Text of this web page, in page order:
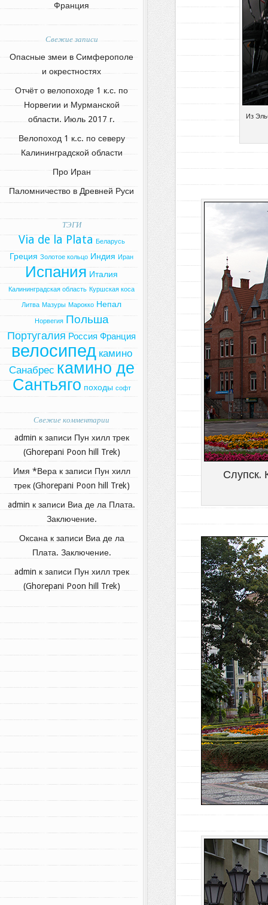
Франция
Свежие записи
Опасные змеи в Симферополе
и окрестностях
Отчёт о велопоходе 1 к.с. по
Норвегии и Мурманской
области. Июль 2017 г.
Велопоход 1 к.с. по северу
Калининградской области
Про Иран
Паломничество в Древней Руси
ТЭГИ
Via de la Plata Беларусь
Греция Золотое кольцо Индия Иран
Испания Италия
Калининградская область Куршская коса
Литва Мазуры Марокко Непал
Норвегия Польша
Португалия Россия Франция
велосипед камино
Санабрес камино де
Сантьяго походы софт
Свежие комментарии
admin к записи Пун хилл трек
(Ghorepani Poon hill Trek)
Имя *Верак записи Пун хилл
трек (Ghorepani Poon hill Trek)
admin к записи Виа де ла Плата.
Заключение.
Оксанак записи Виа де ла
Плата. Заключение.
admin к записи Пун хилл трек
(Ghorepani Poon hill Trek)
Из
Слупск.